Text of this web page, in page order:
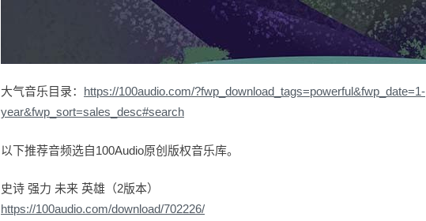
大气音乐目录： https://100audio.com/?fwp_download_tags=powerful&fwp_date=1-
year&fwp_sort=sales_desc#search
以下推荐音频选自100Audio原创版权音乐库。
史诗 强力 未来 英雄（2版本）
https://100audio.com/download/702226/